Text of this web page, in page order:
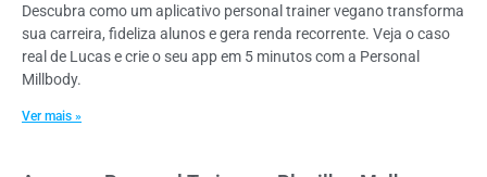
Descubra como um aplicativo personal trainer vegano transforma
sua carreira, fideliza alunos e gera renda recorrente. Veja o caso
real de Lucas e crie o seu app em 5 minutos com a Personal
Millbody.
Ver mais »